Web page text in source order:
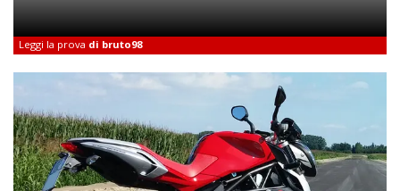
Leggi la prova di bruto98